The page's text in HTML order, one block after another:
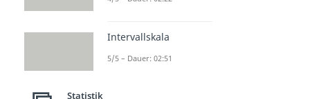
Intervallskala
5/5 – Dauer: 02:51
Statistik